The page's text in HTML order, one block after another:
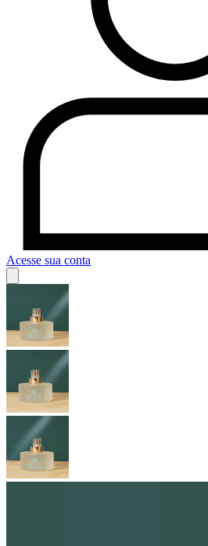
Acesse sua conta